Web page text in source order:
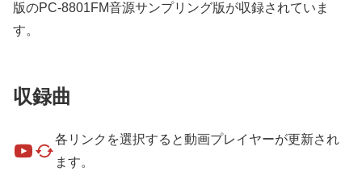
版のPC-8801FM音源サンプリング版が収録されていま
す。
収録曲
各リンクを選択すると動画プレイヤーが更新され
ます。